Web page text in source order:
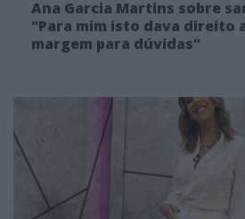
Ana Garcia Martins sobre
"Para mim isto dava direito
margem para dúvidas"